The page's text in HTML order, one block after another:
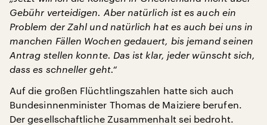
Gebühr verteidigen. Aber natürlich ist es auch ein
Problem der Zahl und natürlich hat es auch bei uns in
manchen Fällen Wochen gedauert, bis jemand seinen
Antrag stellen konnte. Das ist klar, jeder wünscht sich,
dass es schneller geht.“
Auf die großen Flüchtlingszahlen hatte sich auch
Bundesinnenminister Thomas de Maiziere berufen.
Der gesellschaftliche Zusammenhalt sei bedroht.